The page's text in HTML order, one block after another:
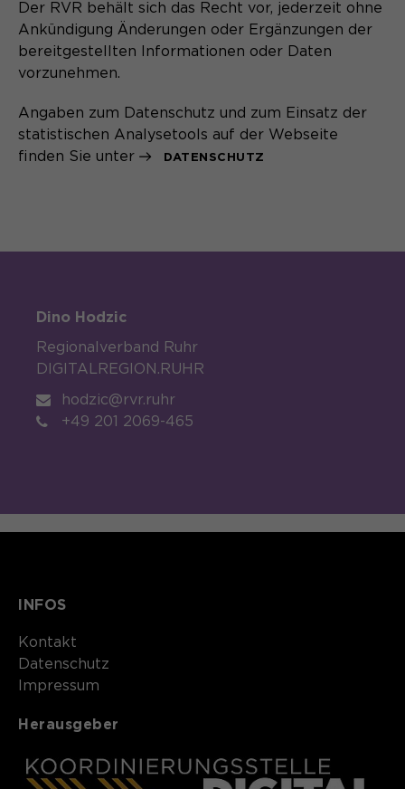
Der RVR behält sich das Recht vor, jederzeit ohne
Ankündigung Änderungen oder Ergänzungen der
bereitgestellten Informationen oder Daten
vorzunehmen.
Angaben zum Datenschutz und zum Einsatz der
statistischen Analysetools auf der Webseite
finden Sie unter
DATENSCHUTZ
Dino Hodzic
Regionalverband Ruhr
DIGITALREGION.RUHR
hodzic@rvr.ruhr
+49 201 2069-465
INFOS
Kontakt​​​​​
Datenschutz
Impressum
Herausgeber